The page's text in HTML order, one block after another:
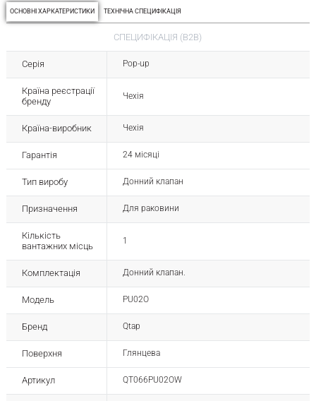
ОСНОВНІ ХАРКАТЕРИСТИКИ ТЕХНІЧНА СПЕЦИФІКАЦІЯ
СПЕЦИФІКАЦІЯ (B2B)
Серія Pop-up
Країна реєстрації
бренду
Чехія
Країна-виробник Чехія
Гарантія 24 місяці
Тип виробу Донний клапан
Призначення Для раковини
Кількість
вантажних місць
1
Комплектація Донний клапан.
Модель PU02O
Бренд Qtap
Поверхня Глянцева
Артикул QT066PU02OW